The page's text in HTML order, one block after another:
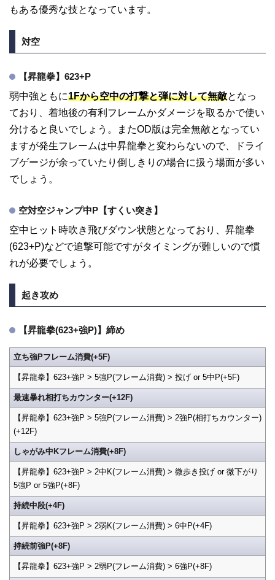
もある優秀な技となっています。
対空
【昇龍拳】623+P
弱中強ともに1Fから空中の打撃と弾に対して無敵となっ
ており、着地後の有利フレームかダメージを取るかで使い
分けると良いでしょう。またOD版は完全無敵となってい
ますが発生フレームは中昇龍拳と変わらないので、ドライ
ブゲージが余っていたり倒しきりの場合に扱う場面が多い
でしょう。
空対空ジャンプ中P【すくい突き】
空中ヒット時吹き飛びダウン状態となっており、昇龍拳
(623+P)などで追撃可能ですがタイミングが難しいので慣
れが必要でしょう。
起き攻め
【昇龍拳(623+強P)】締め
立ち強Pフレーム消費(+5F)
【昇龍拳】623+強P > 5強P(フレーム消費) > 投げ or 5中P(+5F)
最速暴れ相打ちカウンター(+12F)
【昇龍拳】623+強P > 5強P(フレーム消費) > 2強P(相打ちカウンター)
(+12F)
しゃがみ中Kフレーム消費(+8F)
【昇龍拳】623+強P > 2中K(フレーム消費) > 微歩き投げ or 微下がり
5強P or 5強P(+8F)
持続中段(+4F)
【昇龍拳】623+強P > 2弱K(フレーム消費) > 6中P(+4F)
持続前強P(+8F)
【昇龍拳】623+強P > 2弱P(フレーム消費) > 6強P(+8F)